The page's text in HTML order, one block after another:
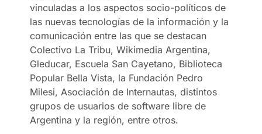
vinculadas a los aspectos socio-políticos de
las nuevas tecnologías de la información y la
comunicación entre las que se destacan
Colectivo La Tribu, Wikimedia Argentina,
Gleducar, Escuela San Cayetano, Biblioteca
Popular Bella Vista, la Fundación Pedro
Milesi, Asociación de Internautas, distintos
grupos de usuarios de software libre de
Argentina y la región, entre otros.